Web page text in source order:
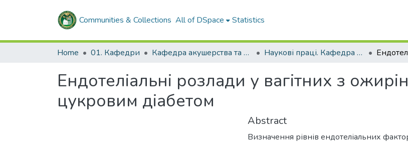
Communities & Collections All of DSpace Statistics
Home 01. Кафедри Кафедра акушерства та гінекології № 2 Наукові праці. Кафедра акушерства та гінекології № 2
Ендотеліальні розлади у вагітних з
цукровим діабетом
Abstract
Визначення рівнів ендотеліальних